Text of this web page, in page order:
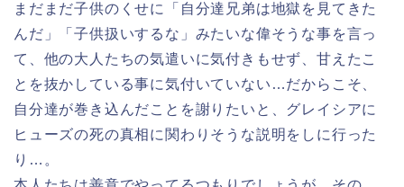
まだまだ子供のくせに「自分達兄弟は地獄を見てきた
んだ」「子供扱いするな」みたいな偉そうな事を言っ
て、他の大人たちの気遣いに気付きもせず、甘えたこ
とを抜かしている事に気付いていない…だからこそ、
自分達が巻き込んだことを謝りたいと、グレイシアに
ヒューズの死の真相に関わりそうな説明をしに行った
り…。